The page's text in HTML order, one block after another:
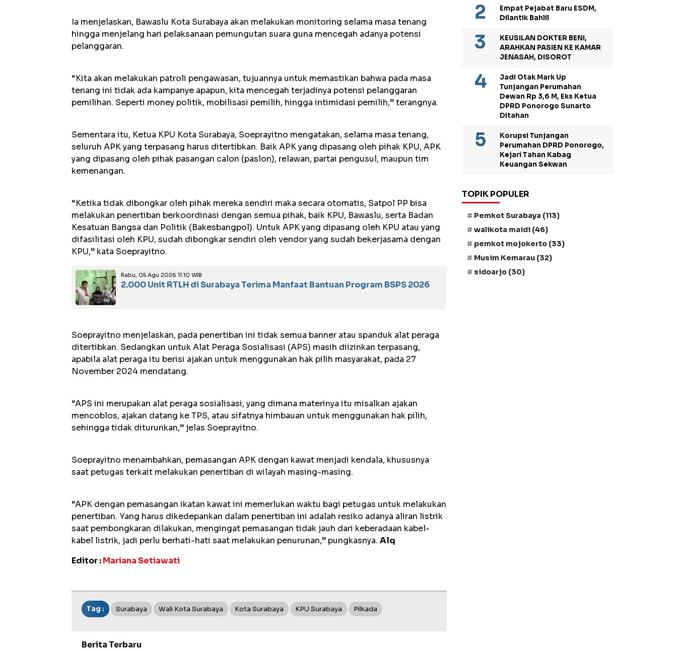
Ia menjelaskan, Bawaslu Kota Surabaya akan melakukan monitoring selama masa tenang
hingga menjelang hari pelaksanaan pemungutan suara guna mencegah adanya potensi
pelanggaran.
“Kita akan melakukan patroli pengawasan, tujuannya untuk memastikan bahwa pada masa
tenang ini tidak ada kampanye apapun, kita mencegah terjadinya potensi pelanggaran
pemilihan. Seperti money politik, mobilisasi pemilih, hingga intimidasi pemilih,” terangnya.
Sementara itu, Ketua KPU Kota Surabaya, Soeprayitno mengatakan, selama masa tenang,
seluruh APK yang terpasang harus ditertibkan. Baik APK yang dipasang oleh pihak KPU, APK
yang dipasang oleh pihak pasangan calon (paslon), relawan, partai pengusul, maupun tim
kemenangan.
“Ketika tidak dibongkar oleh pihak mereka sendiri maka secara otomatis, Satpol PP bisa
melakukan penertiban berkoordinasi dengan semua pihak, baik KPU, Bawaslu, serta Badan
Kesatuan Bangsa dan Politik (Bakesbangpol). Untuk APK yang dipasang oleh KPU atau yang
difasilitasi oleh KPU, sudah dibongkar sendiri oleh vendor yang sudah bekerjasama dengan
KPU,” kata Soeprayitno.
Rabu, 05 Agu 2026 11:10 WIB
2.000 Unit RTLH di Surabaya Terima Manfaat Bantuan Program BSPS 2026
Soeprayitno menjelaskan, pada penertiban ini tidak semua banner atau spanduk alat peraga
ditertibkan. Sedangkan untuk Alat Peraga Sosialisasi (APS) masih diizinkan terpasang,
apabila alat peraga itu berisi ajakan untuk menggunakan hak pilih masyarakat, pada 27
November 2024 mendatang.
“APS ini merupakan alat peraga sosialisasi, yang dimana materinya itu misalkan ajakan
mencoblos, ajakan datang ke TPS, atau sifatnya himbauan untuk menggunakan hak pilih,
sehingga tidak diturunkan,” jelas Soeprayitno.
Soeprayitno menambahkan, pemasangan APK dengan kawat menjadi kendala, khususnya
saat petugas terkait melakukan penertiban di wilayah masing-masing.
“APK dengan pemasangan ikatan kawat ini memerlukan waktu bagi petugas untuk melakukan
penertiban. Yang harus dikedepankan dalam penertiban ini adalah resiko adanya aliran listrik
saat pembongkaran dilakukan, mengingat pemasangan tidak jauh dari keberadaan kabel-
kabel listrik, jadi perlu berhati-hati saat melakukan penurunan,” pungkasnya. Alq
Editor :Mariana Setiawati
Tag : Surabaya Wali Kota Surabaya Kota Surabaya KPU Surabaya Pilkada
Berita Terbaru
Empat Pejabat Baru ESDM,
Dilantik Bahlil
KEUSILAN DOKTER BENI,
ARAHKAN PASIEN KE KAMAR
JENASAH, DISOROT
Jadi Otak Mark Up
Tunjangan Perumahan
Dewan Rp 3,6 M, Eks Ketua
DPRD Ponorogo Sunarto
Ditahan
Korupsi Tunjangan
Perumahan DPRD Ponorogo,
Kejari Tahan Kabag
Keuangan Sekwan
TOPIK POPULER
Pemkot Surabaya (113)
walikota maidi (46)
pemkot mojokerto (33)
Musim Kemarau (32)
sidoarjo (30)